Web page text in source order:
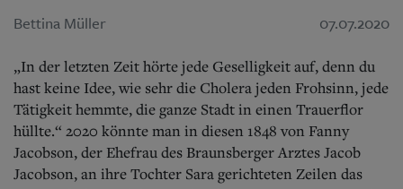
Start
Wer wir sind
Aktuelle Ausgabe
Abonnenten-Login
Abonnent werden
Bücher
Bettina Müller 07.07.2020
„In der letzten Zeit hörte jede Geselligkeit auf, denn du
hast keine Idee, wie sehr die Cholera jeden Frohsinn, jede
Tätigkeit hemmte, die ganze Stadt in einen Trauerflor
hüllte.“ 2020 könnte man in diesen 1848 von Fanny
Jacobson, der Ehefrau des Braunsberger Arztes Jacob
Jacobson, an ihre Tochter Sara gerichteten Zeilen das